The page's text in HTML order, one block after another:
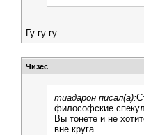
Гу гу гу
Чизес
тиадарон писал(а):
философские
Вы тонете и не
вне круга.